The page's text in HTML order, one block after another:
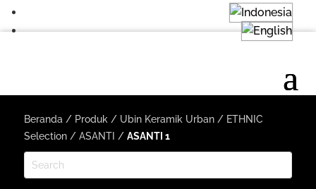
Beranda / Produk / Ubin Keramik Urban/ ETHNIC
Selection/ ASANTI / ASANTI 1